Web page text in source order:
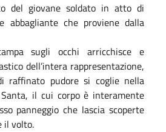
del giovane soldato in atto di
abbagliante che proviene dalla
sugli occhi arricchisce e
dell’intera rappresentazione,
raffinato pudore si coglie nella
il cui corpo è interamente
panneggio che lascia scoperte
il volto.